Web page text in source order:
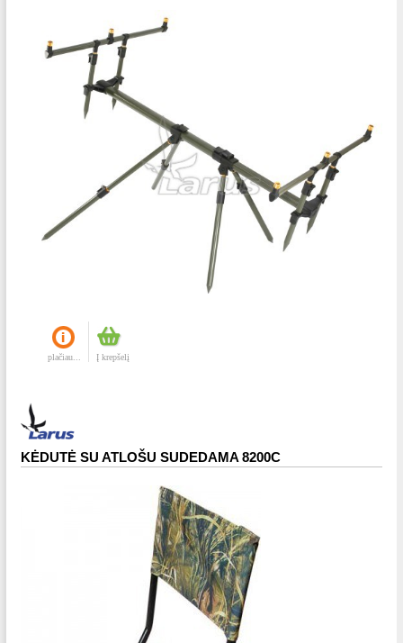
plačiau... Į krepšelį
KĖDUTĖ SU ATLOŠU SUDEDAMA 8200C